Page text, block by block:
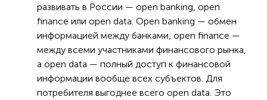
развивать в России — open banking, open
finance или open data. Open banking — обмен
информацией между банками, open finance —
между всеми участниками финансового рынка,
а open data — полный доступ к финансовой
информации вообще всех субъектов. Для
потребителя выгоднее всего open data. Это